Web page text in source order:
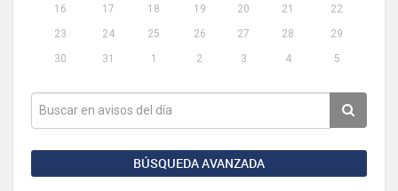
16
17 18 19 20 21
22
23
24 25 26 27 28
29
30
31 1 2 3 4 5
BÚSQUEDA AVANZADA